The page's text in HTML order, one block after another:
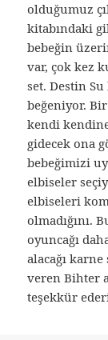
olduğumuz
kitabındaki
bebeğin
var, çok kez
set. Destin
beğeniyor.
kendi
gidecek ona
bebeğimizi
elbiseler
elbiseleri
olmadığını.
oyuncağı
alacağı
veren Bihter
teşekkür